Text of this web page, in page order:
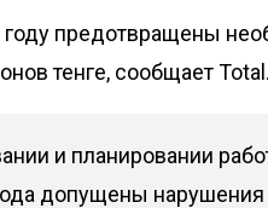
году предотвращены
тенге, сообщает
и планировании
допущены нарушения